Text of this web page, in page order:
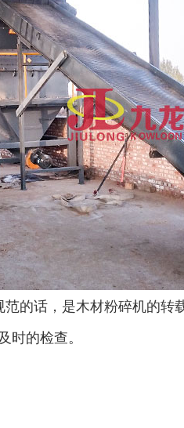
的话，是木材粉碎机的
的检查。